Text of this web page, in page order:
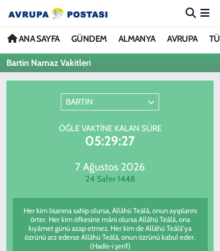
ANA SAYFA GÜNDEM ALMANYA AVRUPA
Bartin Namaz Vakitleri
BARTIN
ÖĞLE VAKTINE KALAN SÜRE
05:29:27
7 Ağustos 2026
24 Safer 1448
Her kim lisanına sahip olursa, Allâhü Teâlâ, onun ayıplarını
örter. Her kim öfkesine mâni olursa Allâhü Teâlâ, ona
kıyâmet günü azap etmez. Her kim de Allâhü Teâlâ'ya
özrünü arz ederse Allâhü Teâlâ, onun özrünü kabul eder.
(Hadis-i şerif)
ANA SAYFA
GÜNDEM
SPOR
KADIN
Nöbetçi Eczaneler
Hava Durumu
Trafik Durumu
Avrupa Ligi Puan Durumu ve Fikstür
Tüm Manşetler
Haber Arşivi